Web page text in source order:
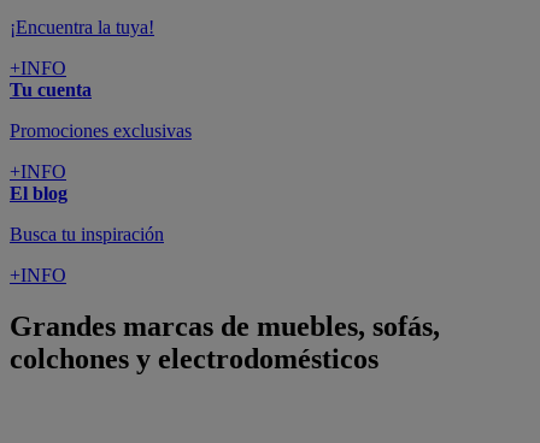
¡Encuentra la tuya!
+INFO
Tu cuenta
Promociones exclusivas
+INFO
El blog
Busca tu inspiración
+INFO
Grandes marcas de muebles, sofás,
colchones y electrodomésticos